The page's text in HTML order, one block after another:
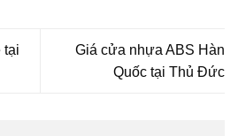
tại
Giá cửa nhựa ABS Hàn
Quốc tại Thủ Đức